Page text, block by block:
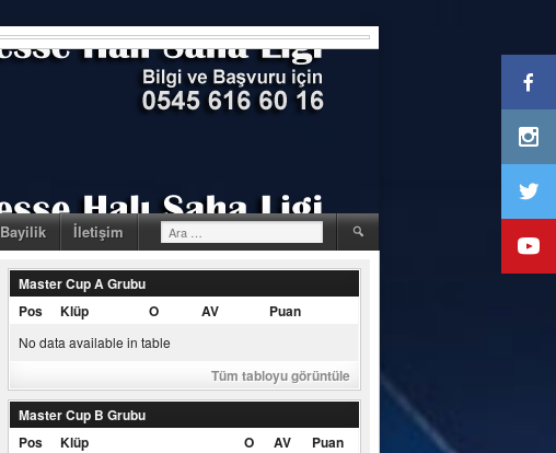
Bayilik İletişim Arama:
Master Cup A Grubu
Pos
Klüp O AV Puan
No data available in table
Tüm tabloyu görüntüle
Master Cup B Grubu
Pos
Klüp O AV Puan